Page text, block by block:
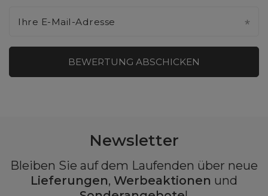
Ihre E-Mail-Adresse
BEWERTUNG ABSCHICKEN
Newsletter
Bleiben Sie auf dem Laufenden über neue
Lieferungen, Werbeaktionen und